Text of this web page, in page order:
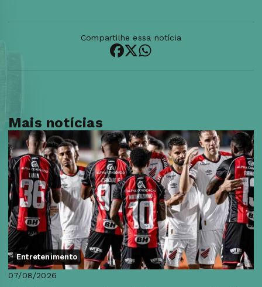
Compartilhe essa notícia
Mais notícias
Entretenimento
07/08/2026